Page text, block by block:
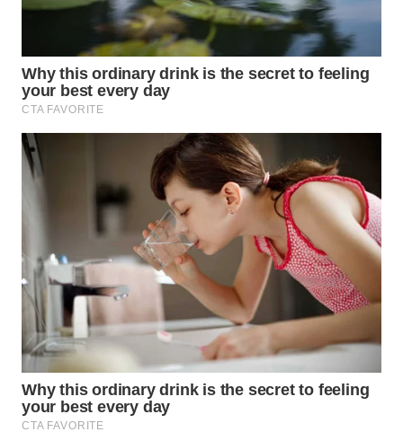
WN
WN
NIAS
LANGKAT
SELATAN
WN
TANJUNG
LESUNG
WN
KARO